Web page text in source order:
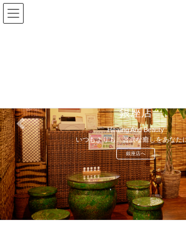
コ
ン
ッ
プ
ナ
ビ
移
動
銀座店
Healing And Beauty
いつもよりも、贅沢な癒しをあなた
銀座店へ
Previous